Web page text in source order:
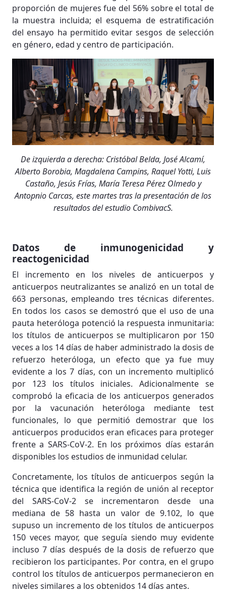
proporción de mujeres fue del 56% sobre el total de
la muestra incluida; el esquema de estratificación
del ensayo ha permitido evitar sesgos de selección
en género, edad y centro de participación.
De izquierda a derecha: Cristóbal Belda, José Alcamí,
Alberto Borobia, Magdalena Campins, Raquel Yotti, Luis
Castaño, Jesús Frías, María Teresa Pérez Olmedo y
Antopnio Carcas, este martes tras la presentación de los
resultados del estudio CombivacS.
Datos de inmunogenicidad y
reactogenicidad
El incremento en los niveles de anticuerpos y
anticuerpos neutralizantes se analizó en un total de
663 personas, empleando tres técnicas diferentes.
En todos los casos se demostró que el uso de una
pauta heteróloga potenció la respuesta inmunitaria:
los títulos de anticuerpos se multiplicaron por 150
veces a los 14 días de haber administrado la dosis de
refuerzo heteróloga, un efecto que ya fue muy
evidente a los 7 días, con un incremento multiplicó
por 123 los títulos iniciales. Adicionalmente se
comprobó la eficacia de los anticuerpos generados
por la vacunación heteróloga mediante test
funcionales, lo que permitió demostrar que los
anticuerpos producidos eran eficaces para proteger
frente a SARS-CoV-2. En los próximos días estarán
disponibles los estudios de inmunidad celular.
Concretamente, los títulos de anticuerpos según la
técnica que identifica la región de unión al receptor
del SARS-CoV-2 se incrementaron desde una
mediana de 58 hasta un valor de 9.102, lo que
supuso un incremento de los títulos de anticuerpos
150 veces mayor, que seguía siendo muy evidente
incluso 7 días después de la dosis de refuerzo que
recibieron los participantes. Por contra, en el grupo
control los títulos de anticuerpos permanecieron en
niveles similares a los obtenidos 14 días antes.